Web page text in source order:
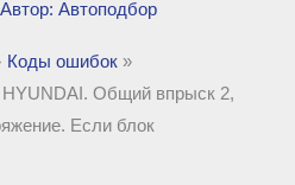
Автоподбор
Коды ошибок
Общий впрыск 2,
Если блок